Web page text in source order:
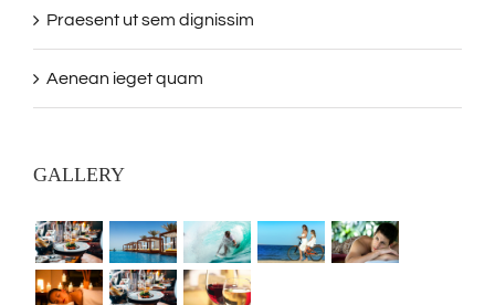
Praesent ut sem dignissim
Aenean ieget quam
GALLERY